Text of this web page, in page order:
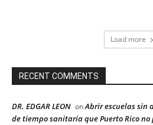
Load more
RECENT COMMENTS
DR. EDGAR LEON onAbrir escuelas sin
de tiempo sanitaria que Puerto Rico